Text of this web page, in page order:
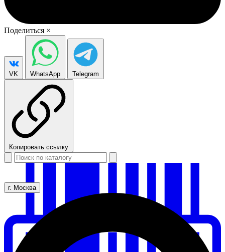
Поделиться ×
VK WhatsApp Telegram
Копировать ссылку